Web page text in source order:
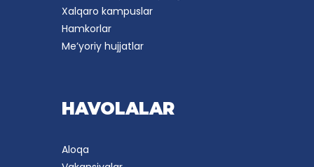
Xalqaro kampuslar
Hamkorlar
Me’yoriy hujjatlar
HAVOLALAR
Aloqa